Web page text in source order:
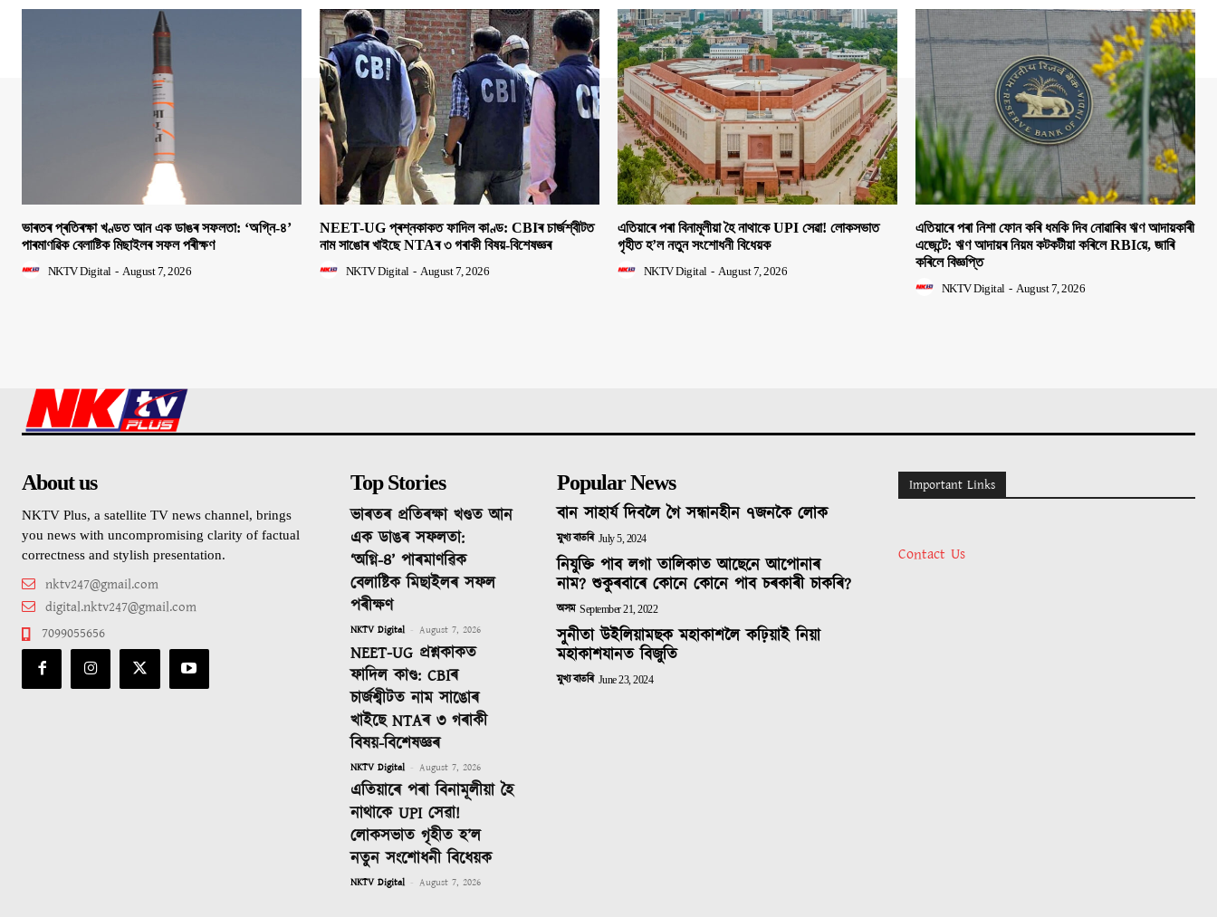
ভাৰতৰ প্ৰতিৰক্ষা খণ্ডত আন এক ডাঙৰ সফলতা: ‘অগ্নি-৪’
পাৰমাণৱিক বেলাষ্টিক মিছাইলৰ সফল পৰীক্ষণ
NKTV Digital - August 7, 2026
NEET-UG প্ৰশ্নকাকত ফাদিল কাণ্ড: CBIৰ চাৰ্জশ্বীটত
নাম সাঙোৰ খাইছে NTAৰ ৩ গৰাকী বিষয়-বিশেষজ্ঞৰ
NKTV Digital - August 7, 2026
এতিয়াৰে পৰা বিনামূলীয়া হৈ নাথাকে UPI সেৱা! লোকসভাত
গৃহীত হ’ল নতুন সংশোধনী বিধেয়ক
NKTV Digital - August 7, 2026
এতিয়াৰে পৰা নিশা ফোন কৰি ধমকি দিব নোৱাৰিব ঋণ আদায়কাৰী
এজেন্টে: ঋণ আদায়ৰ নিয়ম কটকটীয়া কৰিলে RBIয়ে, জাৰি
কৰিলে বিজ্ঞপ্তি
NKTV Digital - August 7, 2026
About us
NKTV Plus, a satellite TV news channel, brings
you news with uncompromising clarity of factual
correctness and stylish presentation.
nktv247@gmail.com
digital.nktv247@gmail.com
7099055656
Top Stories
ভাৰতৰ প্ৰতিৰক্ষা খণ্ডত আন
এক ডাঙৰ সফলতা:
‘অগ্নি-৪’ পাৰমাণৱিক
বেলাষ্টিক মিছাইলৰ সফল
পৰীক্ষণ
NKTV Digital - August 7, 2026
NEET-UG প্ৰশ্নকাকত
ফাদিল কাণ্ড: CBIৰ
চাৰ্জশ্বীটত নাম সাঙোৰ
খাইছে NTAৰ ৩ গৰাকী
বিষয়-বিশেষজ্ঞৰ
NKTV Digital - August 7, 2026
এতিয়াৰে পৰা বিনামূলীয়া হৈ
নাথাকে UPI সেৱা!
লোকসভাত গৃহীত হ’ল
নতুন সংশোধনী বিধেয়ক
NKTV Digital - August 7, 2026
Popular News
বান সাহাৰ্য দিবলৈ গৈ সন্ধানহীন ৭জনকৈ লোক
মুখ্য বাতৰি July 5, 2024
নিযুক্তি পাব লগা তালিকাত আছেনে আপোনাৰ
নাম? শুকুৰবাৰে কোনে কোনে পাব চৰকাৰী চাকৰি?
অসম September 21, 2022
সুনীতা উইলিয়ামছক মহাকাশলৈ কঢ়িয়াই নিয়া
মহাকাশযানত বিজুতি
মুখ্য বাতৰি June 23, 2024
Important Links
Contact Us